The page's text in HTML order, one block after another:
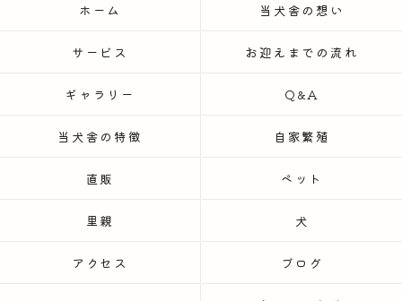
ホーム 当犬舎の想い
サービス お迎えまでの流れ
ギャラリー Q&A
当犬舎の特徴 自家繁殖
直販 ペット
里親 犬
アクセス ブログ